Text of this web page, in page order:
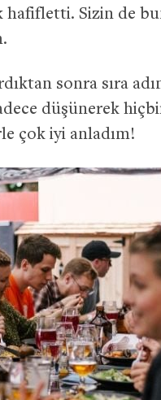
Sizin de
sonra sıra
düşünerek
çok iyi anladım!